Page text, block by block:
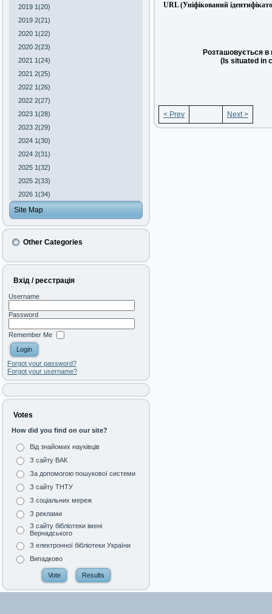
2019 1(20)
2019 2(21)
2020 1(22)
2020 2(23)
2021 1(24)
2021 2(25)
2022 1(26)
2022 2(27)
2023 1(28)
2023 2(29)
2024 1(30)
2024 2(31)
2025 1(32)
2025 2(33)
2026 1(34)
Site Map
Other Categories
Вхід / реєстрація
Username
Password
Remember Me
Forgot your password?
Forgot your username?
Votes
How did you find on our site?
Від знайомих науківців
З сайту ВАК
За допомогою пошукової системи
З сайту ТНТУ
З соціальних мереж
З реклами
З сайту бібліотеки імені
Вернадського
З електронної бібліотеки України
Випадково
URL (Уніфікований
Розташовується в
(Is situated in
< Prev Next >